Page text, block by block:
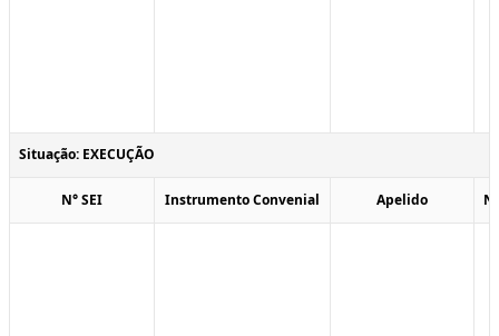
Situação: EXECUÇÃO
N° SEI Instrumento Convenial Apelido